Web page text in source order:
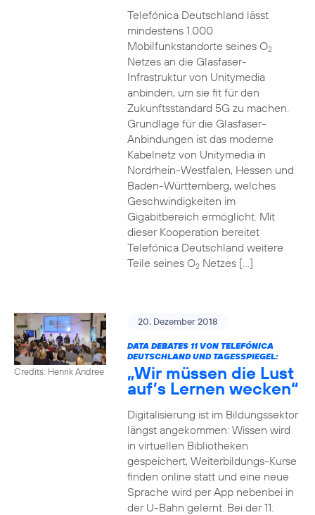
Telefónica Deutschland lässt
mindestens 1.000
Mobilfunkstandorte seines O2
Netzes an die Glasfaser-
Infrastruktur von Unitymedia
anbinden, um sie fit für den
Zukunftsstandard 5G zu machen.
Grundlage für die Glasfaser-
Anbindungen ist das moderne
Kabelnetz von Unitymedia in
Nordrhein-Westfalen, Hessen und
Baden-Württemberg, welches
Geschwindigkeiten im
Gigabitbereich ermöglicht. Mit
dieser Kooperation bereitet
Telefónica Deutschland weitere
Teile seines O2Netzes […]
Credits: Henrik Andree
20. Dezember 2018
DATA DEBATES 11 VON TELEFÓNICA
DEUTSCHLAND UND TAGESSPIEGEL:
„Wir müssen die Lust
auf’s Lernen wecken“
Digitalisierung ist im Bildungssektor
längst angekommen: Wissen wird
in virtuellen Bibliotheken
gespeichert, Weiterbildungs-Kurse
finden online statt und eine neue
Sprache wird per App nebenbei in
der U-Bahn gelernt. Bei der 11.